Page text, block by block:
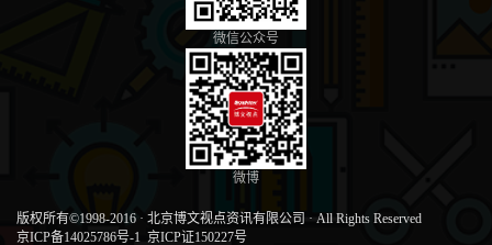
微信公众号
微博
版权所有©1998-2016 · 北京博文视点资讯有限公司 · All Rights Reserved
京ICP备14025786号-1 京ICP证150227号